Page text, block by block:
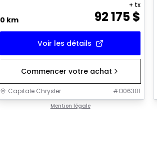
0 km 92 175$
+ tx
Voir les détails
Commencer votre achat
Capitale Chrysler #O06301
Mention légale